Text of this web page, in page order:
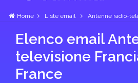
Home Liste email Antenne radio-
Elenco email
televisione
France